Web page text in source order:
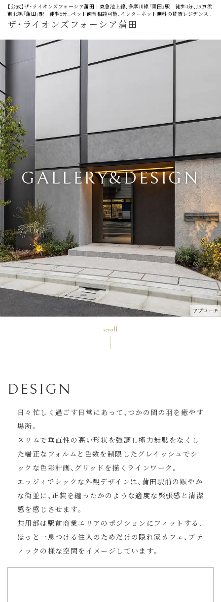
【公式】ザ・ライオンズフォーシア蒲田│東急池上線、多摩川線「蒲田」駅 徒歩4分、JR京浜
東北線「蒲田」駅 徒歩6分。ペット飼育相談可能、インターネット無料の賃貸レジデンス。
ザ・ライオンズフォーシア蒲田
アプローチ
scroll
GALLERY&DESIGN
DESIGN
日々忙しく過ごす日常にあって、つかの間の羽を癒やす
場所。
スリムで垂直性の高い形状を強調し極力無駄をなくし
た端正なフォルムと色数を制限したグレイッシュでシ
ックな色彩計画、グリッドを描くラインワーク。
エッジィでシックな外観デザインは、蒲田駅前の賑やか
な街並に、正装を纏ったかのような適度な緊張感と清潔
感を感じさせます。
共用部は駅前商業エリアのポジションにフィットする、
ほっと一息つける住人のためだけの隠れ家カフェ、ブテ
ィックの様な空間をイメージしています。